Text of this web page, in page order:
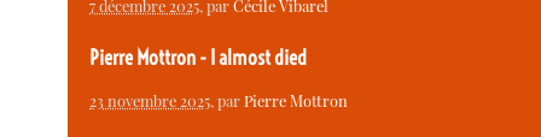
7 décembre 2025, parCécile Vibarel
Pierre Mottron - I almost died
23 novembre 2025, parPierre Mottron